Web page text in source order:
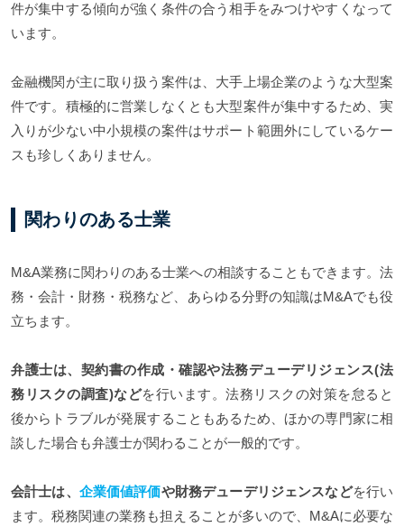
件が集中する傾向が強く条件の合う相手をみつけやすくなって
います。
金融機関が主に取り扱う案件は、大手上場企業のような大型案
件です。積極的に営業しなくとも大型案件が集中するため、実
入りが少ない中小規模の案件はサポート範囲外にしているケー
スも珍しくありません。
関わりのある士業
M&A業務に関わりのある士業への相談することもできます。法
務・会計・財務・税務など、あらゆる分野の知識はM&Aでも役
立ちます。
弁護士は、契約書の作成・確認や法務デューデリジェンス(法
務リスクの調査)などを行います。法務リスクの対策を怠ると
後からトラブルが発展することもあるため、ほかの専門家に相
談した場合も弁護士が関わることが一般的です。
会計士は、 企業価値評価や財務デューデリジェンスなどを行い
ます。税務関連の業務も担えることが多いので、M&Aに必要な